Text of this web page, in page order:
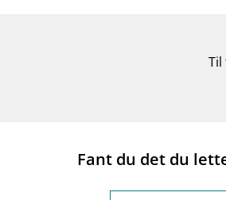
Til
Fant du det du